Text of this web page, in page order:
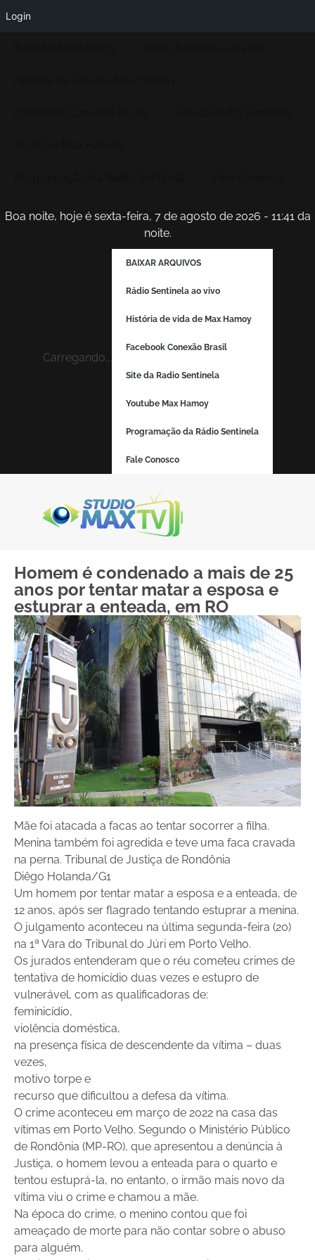
Boa noite, hoje é sexta-feira, 7 de agosto de 2026 - 11:41 da
noite.
Carregando...
BAIXAR ARQUIVOS
Rádio Sentinela ao vivo
História de vida de Max Hamoy
Facebook Conexão Brasil
Site da Radio Sentinela
Youtube Max Hamoy
Programação da Rádio Sentinela
Fale Conosco
Homem é condenado a mais de 25
anos por tentar matar a esposa e
estuprar a enteada, em RO
Mãe foi atacada a facas ao tentar socorrer a filha.
Menina também foi agredida e teve uma faca cravada
na perna. Tribunal de Justiça de Rondônia
Diêgo Holanda/G1
Um homem por tentar matar a esposa e a enteada, de
12 anos, após ser flagrado tentando estuprar a menina.
O julgamento aconteceu na última segunda-feira (20)
na 1ª Vara do Tribunal do Júri em Porto Velho.
Os jurados entenderam que o réu cometeu crimes de
tentativa de homicídio duas vezes e estupro de
vulnerável, com as qualificadoras de:
feminicídio,
violência doméstica,
na presença física de descendente da vítima – duas
vezes,
motivo torpe e
recurso que dificultou a defesa da vítima.
O crime aconteceu em março de 2022 na casa das
vítimas em Porto Velho. Segundo o Ministério Público
de Rondônia (MP-RO), que apresentou a denúncia à
Justiça, o homem levou a enteada para o quarto e
tentou estuprá-la, no entanto, o irmão mais novo da
vítima viu o crime e chamou a mãe.
Na época do crime, o menino contou que foi
ameaçado de morte para não contar sobre o abuso
para alguém.
Login